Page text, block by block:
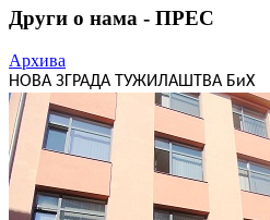
Други о нама - ПРЕС
Архива
НОВА ЗГРАДА ТУЖИЛАШТВА БиХ